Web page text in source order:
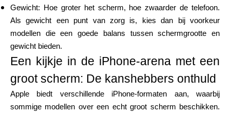
Mijn Account
Financiering krijgen
Gewicht: Hoe groter het scherm, hoe zwaarder de telefoon.
Als gewicht een punt van zorg is, kies dan bij voorkeur
modellen die een goede balans tussen schermgrootte en
gewicht bieden.
Een kijkje in de iPhone-arena met een
groot scherm: De kanshebbers onthuld
Apple biedt verschillende iPhone-formaten aan, waarbij
sommige modellen over een echt groot scherm beschikken.